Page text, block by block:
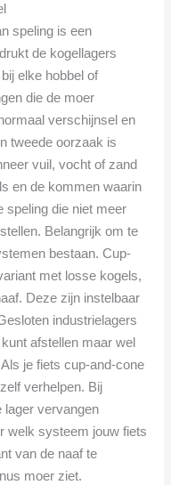
speling is een
de kogellagers
elke hobbel of
die de moer
verschijnsel en
tweede oorzaak is
vuil, vocht of zand
en de kommen waarin
speling die niet meer
Belangrijk om te
bestaan. Cup-
met losse kogels,
Deze zijn instelbaar
industrielagers
afstellen maar wel
je fiets cup-and-cone
verhelpen. Bij
lager vervangen
welk systeem jouw fiets
van de naaf te
moer ziet.